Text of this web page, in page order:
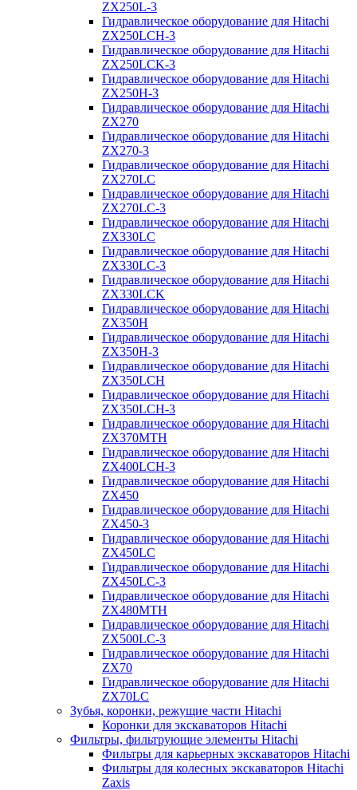
ZX250L-3
Гидравлическое оборудование для Hitachi
ZX250LCH-3
Гидравлическое оборудование для Hitachi
ZX250LCK-3
Гидравлическое оборудование для Hitachi
ZX250Н-3
Гидравлическое оборудование для Hitachi
ZX270
Гидравлическое оборудование для Hitachi
ZX270-3
Гидравлическое оборудование для Hitachi
ZX270LC
Гидравлическое оборудование для Hitachi
ZX270LC-3
Гидравлическое оборудование для Hitachi
ZX330LC
Гидравлическое оборудование для Hitachi
ZX330LC-3
Гидравлическое оборудование для Hitachi
ZX330LCK
Гидравлическое оборудование для Hitachi
ZX350H
Гидравлическое оборудование для Hitachi
ZX350H-3
Гидравлическое оборудование для Hitachi
ZX350LCH
Гидравлическое оборудование для Hitachi
ZX350LCH-3
Гидравлическое оборудование для Hitachi
ZX370MTH
Гидравлическое оборудование для Hitachi
ZX400LCH-3
Гидравлическое оборудование для Hitachi
ZX450
Гидравлическое оборудование для Hitachi
ZX450-3
Гидравлическое оборудование для Hitachi
ZX450LC
Гидравлическое оборудование для Hitachi
ZX450LC-3
Гидравлическое оборудование для Hitachi
ZX480MTH
Гидравлическое оборудование для Hitachi
ZX500LC-3
Гидравлическое оборудование для Hitachi
ZX70
Гидравлическое оборудование для Hitachi
ZX70LC
Зубья, коронки, режущие части Hitachi
Коронки для экскаваторов Hitachi
Фильтры, фильтрующие элементы Hitachi
Фильтры для карьерных экскаваторов Hitachi
Фильтры для колесных экскаваторов Hitachi
Zaxis